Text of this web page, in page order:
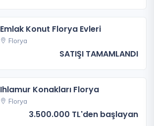
Emlak Konut Florya Evleri
Florya
SATIŞI TAMAMLANDI
Ihlamur Konakları Florya
Florya
3.500.000 TL'den başlayan